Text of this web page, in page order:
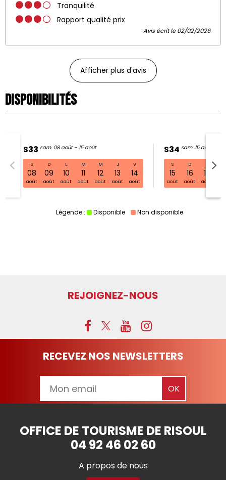
Tranquilité
Rapport qualité prix
Avis écrit le 02/02/2026
Afficher plus d'avis
Disponibilités
S33 sam. 08 août - 15 août
S
08
août
D
09
août
L
10
août
M
11
août
M
12
août
J
13
août
V
14
août
S34 sam. 15 août -
S
15
août
D
16
août
17
août
S33 sam. 08 août - 15 août
Légende : Disponible Non disponible
REJOIGNEZ-NOUS
RECEVEZ NOS NEWSLETTERS
OFFICE DE TOURISME DE RISOUL
04 92 46 02 60
A propos de nous